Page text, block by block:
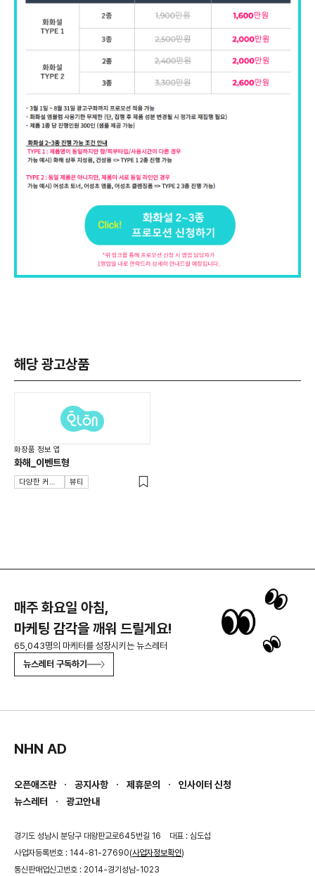
해당 광고상품
화장품 정보 앱
화해_이벤트형
다양한 커뮤니티를 만나보세요! 뷰티
매주 화요일 아침,
마케팅 감각을 깨워 드릴게요!
65,043명의 마케터를 성장시키는 뉴스레터
뉴스레터 구독하기
NHN AD
오픈애즈란 공지사항 제휴문의
인사이터 신청
뉴스레터
광고안내
경기도 성남시 분당구 대왕판교로645번길 16
대표 : 심도섭
사업자등록번호 : 144-81-27690(사업자정보확인)
통신판매업신고번호 : 2014-경기성남-1023